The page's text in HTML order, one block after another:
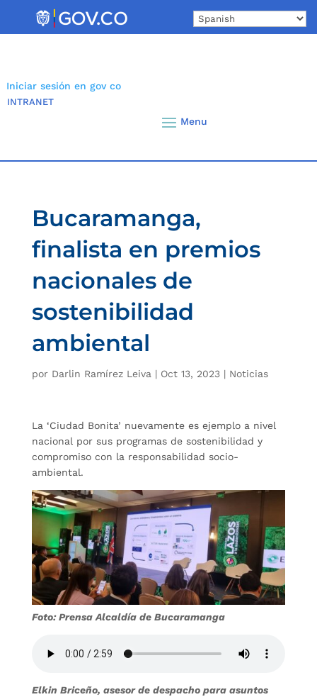
Iniciar sesión en gov co
INTRANET
Bucaramanga,
finalista en premios
nacionales de
sostenibilidad
ambiental
por Darlin Ramírez Leiva | Oct 13, 2023| Noticias
La ‘Ciudad Bonita’ nuevamente es ejemplo a nivel
nacional por sus programas de sostenibilidad y
compromiso con la responsabilidad socio-
ambiental.
Foto: Prensa Alcaldía de Bucaramanga
Elkin Briceño, asesor de despacho para asuntos